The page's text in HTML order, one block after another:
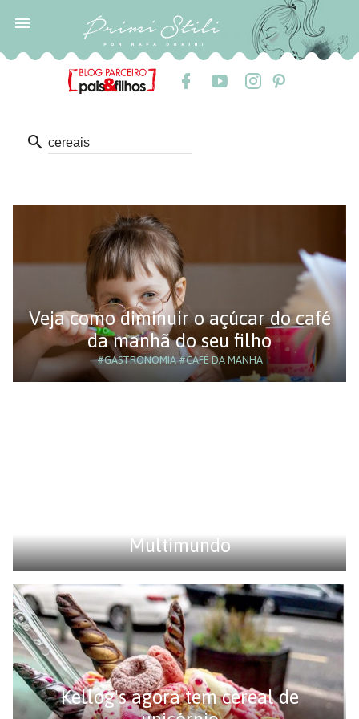

search
Veja como diminuir o açúcar do café
da manhã do seu filho
#GASTRONOMIA#CAFÉ DA MANHÃ
Multimundo
Kellog's agora tem cereal de